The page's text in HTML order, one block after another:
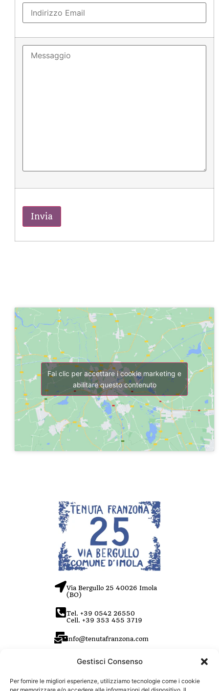
Gestisci Consenso
Per fornire le migliori esperienze, utilizziamo tecnologie come i cookie
Fai clic per accettare i cookie marketing e
abilitare questo contenuto
Via Bergullo 25 40026 Imola
(BO)
Tel. +39 0542 26550
Cell. +39 353 455 3719
info@tenutafranzona.com
P.IVA 03408831208